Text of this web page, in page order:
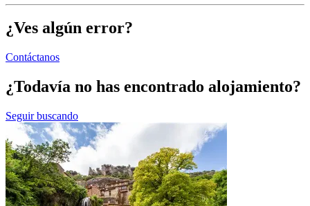
¿Ves algún error?
Contáctanos
¿Todavía no has encontrado alojamiento?
Seguir buscando